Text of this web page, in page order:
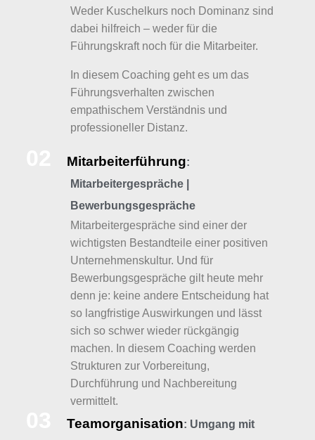
Weder Kuschelkurs noch Dominanz sind
dabei hilfreich – weder für die
Führungskraft noch für die Mitarbeiter.
In diesem Coaching geht es um das
Führungsverhalten zwischen
empathischem Verständnis und
professioneller Distanz.
Mitarbeiterführung:
Mitarbeitergespräche |
Bewerbungsgespräche
Mitarbeitergespräche sind einer der
wichtigsten Bestandteile einer positiven
Unternehmenskultur. Und für
Bewerbungsgespräche gilt heute mehr
denn je: keine andere Entscheidung hat
so langfristige Auswirkungen und lässt
sich so schwer wieder rückgängig
machen. In diesem Coaching werden
Strukturen zur Vorbereitung,
Durchführung und Nachbereitung
vermittelt.
Teamorganisation: Umgang mit